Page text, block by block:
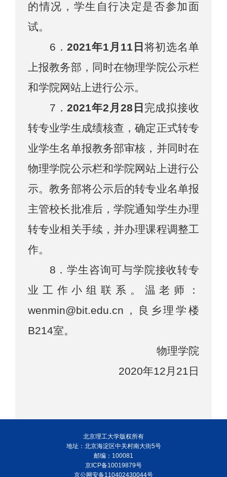
的情况，学生自行决定是否参加面
试。
6 ．2021年1月 11 日 将初选名单
上报教务部 ，同时在物理学院公示栏
和学院网站上进行公示。
7 ．2021年2月28 日 完成拟接收
转专业学生成绩核查，确定正式转专
业学生名单报教务部审核， 并同时在
物理学院公示栏和学院网站上进行公
示。教务部将公示后的转专业名单报
主管校长批准后，学院通知学生办理
转专业相关手续，并办理课程调整工
作。
8 ．学生咨询可与学院接收转专
业工作小组联系。温老师：
wenmin@bit.edu.cn ，
良乡理学楼
B214室。
物理学院
2020年12月 21 日
北京理工大学版权所有
地址：北京海淀区中关村南大街5号
邮编：100081
京ICP备10019879号
京公网安备110402430044号